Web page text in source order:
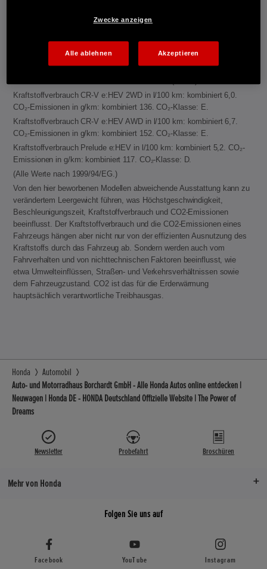
Energieverbrauch CR-V e:PHEV: Kraftstoffverbrauch gewichtet,
kWh/100 km. CO₂-Emissionen in g/km gewichtet, kombiniert: 59−60.
CO₂-Klasse gewichtet, kombiniert: B. Kraftstoffverbrauch bei
entladener Batterie kombiniert: 6,2−6,3 l/100 km. CO₂-Klasse bei
Kraftstoffverbrauch CR-V e:HEV 2WD in l/100 km: kombiniert 6,0.
CO₂-Emissionen in g/km: kombiniert 136. CO₂-Klasse: E.
Kraftstoffverbrauch CR-V e:HEV AWD in l/100 km: kombiniert 6,7.
CO₂-Emissionen in g/km: kombiniert 152. CO₂-Klasse: E.
Kraftstoffverbrauch Prelude e:HEV in l/100 km: kombiniert 5,2. CO₂-
Emissionen in g/km: kombiniert 117. CO₂-Klasse: D.
(Alle Werte nach 1999/94/EG.)
Von den hier beworbenen Modellen abweichende Ausstattung kann zu
verändertem Leergewicht führen, was Höchstgeschwindigkeit,
Beschleunigungszeit, Kraftstoffverbrauch und CO2-Emissionen
beeinflusst. Der Kraftstoffverbrauch und die CO2-Emissionen eines
Fahrzeugs hängen aber nicht nur von der effizienten Ausnutzung des
Kraftstoffs durch das Fahrzeug ab. Sondern werden auch vom
Fahrverhalten und von nichttechnischen Faktoren beeinflusst, wie
etwa Umwelteinflüssen, Straßen- und Verkehrsverhältnissen sowie
dem Fahrzeugzustand. CO2 ist das für die Erderwärmung
hauptsächlich verantwortliche Treibhausgas.
Honda
Automobil
Auto- und Motorradhaus Borchardt GmbH - Alle Honda Autos online entdecken |
Neuwagen | Honda DE - HONDA Deutschland Offizielle Website | The Power of
Dreams
Newsletter Probefahrt Broschüren
Mehr von Honda
Folgen Sie uns auf
Facebook YouTube Instagram
Zwecke anzeigen
Alle ablehnen Akzeptieren